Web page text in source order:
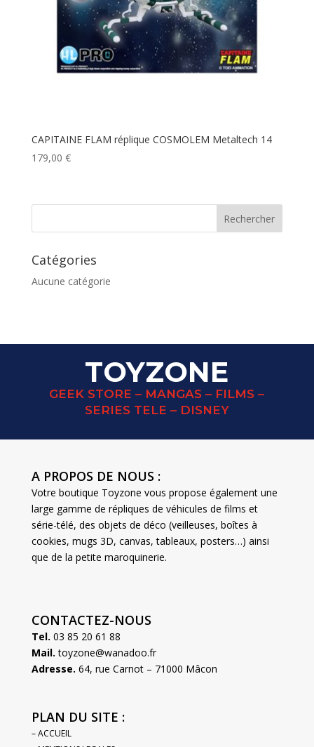
CAPITAINE FLAM réplique COSMOLEM Metaltech 14
179,00 €
Catégories
Aucune catégorie
TOYZONE
GEEK STORE – MANGAS – FILMS –
SERIES TELE – DISNEY
A PROPOS DE NOUS :
Votre boutique Toyzone vous propose également une
large gamme de répliques de véhicules de films et
série-télé, des objets de déco (veilleuses, boîtes à
cookies, mugs 3D, canvas, tableaux, posters…) ainsi
que de la petite maroquinerie.
CONTACTEZ-NOUS
Tel. 03 85 20 61 88
Mail. toyzone@wanadoo.fr
Adresse. 64, rue Carnot – 71000 Mâcon
PLAN DU SITE :
– ACCUEIL